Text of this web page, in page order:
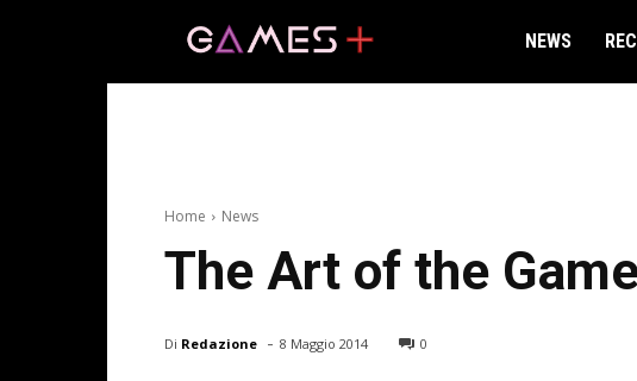
NEWS
Home News
The Art of the
Di Redazione - 8 Maggio 2014 0